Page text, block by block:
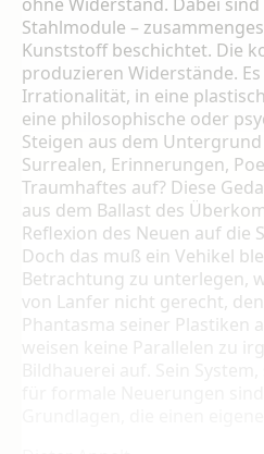
Stahlmodule –
Kunststoff beschichtet. Die
produzieren Widerstände.
Irrationalität, in eine
eine philosophische oder
Steigen aus dem
Sur­realen, Erinnerungen,
Traumhaftes auf? Diese
aus dem Ballast des
Reflexion des Neuen auf die
Doch das muß ein Vehikel
Betrach­tung zu unterlegen,
von Lanfer nicht gerecht,
Phantasma seiner Plastiken
weisen keine Parallelen zu